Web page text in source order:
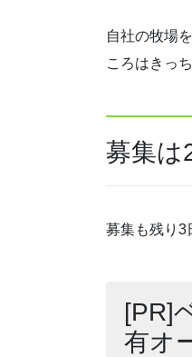
自社の牧場
ころはきっ
募集は
募集も残り3
[PR]
有オ